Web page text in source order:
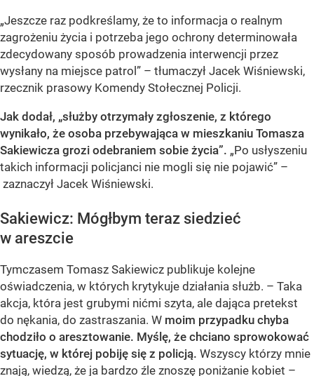
„Jeszcze raz podkreślamy, że to informacja o realnym
zagrożeniu życia i potrzeba jego ochrony determinowała
zdecydowany sposób prowadzenia interwencji przez
wysłany na miejsce patrol” – tłumaczył Jacek Wiśniewski,
rzecznik prasowy Komendy Stołecznej Policji.
Jak dodał, „służby otrzymały zgłoszenie, z którego
wynikało, że osoba przebywająca w mieszkaniu Tomasza
Sakiewicza grozi odebraniem sobie życia”. „Po usłyszeniu
takich informacji policjanci nie mogli się nie pojawić” –
zaznaczył Jacek Wiśniewski.
Sakiewicz: Mógłbym teraz siedzieć
w areszcie
Tymczasem Tomasz Sakiewicz publikuje kolejne
oświadczenia, w których krytykuje działania służb. – Taka
akcja, która jest grubymi nićmi szyta, ale dająca pretekst
do nękania, do zastraszania. W moim przypadku chyba
chodziło o aresztowanie. Myślę, że chciano sprowokować
sytuację, w której pobiję się z policją. Wszyscy którzy mnie
znają, wiedzą, że ja bardzo źle znoszę poniżanie kobiet –